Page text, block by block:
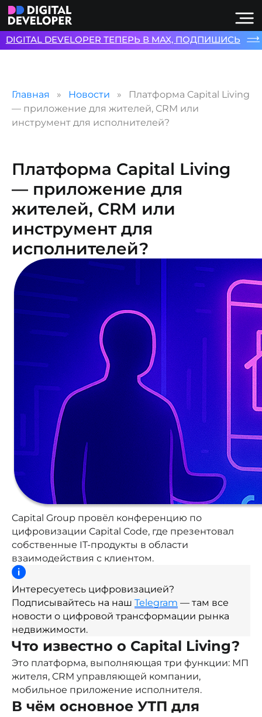
Главная Новости
Платформа Capital Living
— приложение для жителей, CRM или
инструмент для исполнителей?
Платформа Capital Living
— приложение для
жителей, CRM или
инструмент для
исполнителей?
Capital Group провёл конференцию по
цифровизации Capital Code, где презентовал
собственные IT-продукты в области
взаимодействия с клиентом.
Интересуетесь цифровизацией?
Подписывайтесь на наш Telegram — там все
новости о цифровой трансформации рынка
недвижимости.
Что известно о Capital Living?
Это платформа, выполняющая три функции: МП
жителя, CRM управляющей компании,
мобильное приложение исполнителя.
В чём основное УТП для